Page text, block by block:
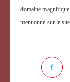
domaine
mentionné sur le